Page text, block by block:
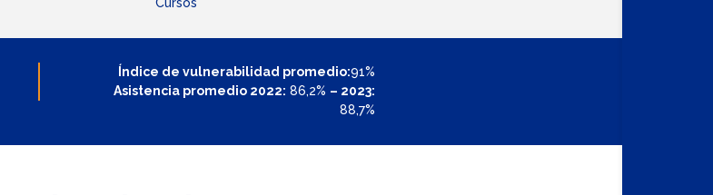
Índice de vulnerabilidad promedio:91%
Asistencia promedio 2022: 86,2% – 2023:
88,7%